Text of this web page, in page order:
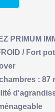
PRIMUM
/ Fort
: